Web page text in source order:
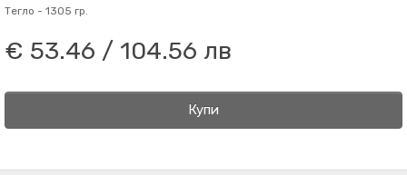
Тегло - 1305 гр.
€ 53.46 / 104.56 лв
Купи